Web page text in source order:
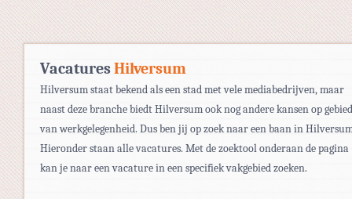
VacaturesHilversum
Hilversum staat bekend als een stad met vele mediabedrijven, maar
naast deze branche biedt Hilversum ook nog andere kansen op gebied
van werkgelegenheid. Dus ben jij op zoek naar een baan in
Hieronder staan alle vacatures. Met de zoektool onderaan de pagina
kan je naar een vacature in een specifiek vakgebied zoeken.